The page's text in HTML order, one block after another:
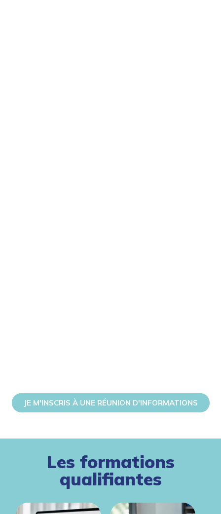
JE M'INSCRIS À UNE RÉUNION D'INFORMATIONS
Les formations
qualifiantes